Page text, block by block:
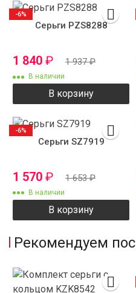
Серьги PZS8288
1 840 ₽ 1 937₽
В наличии
В корзину
-6%
Серьги SZ7919
1 570 ₽ 1 653₽
В наличии
В корзину
-6%
Рекомендуем